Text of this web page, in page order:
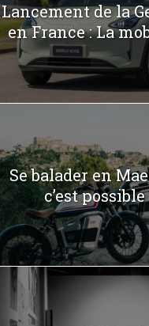
Lancement de la
en France : La
Se balader en
c’est possible